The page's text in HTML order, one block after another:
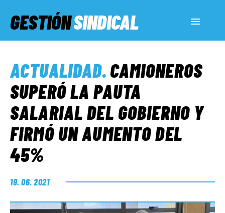
GESTIÓNSINDICAL
SERVICIOS SOCIALES
INFORMES ESPECIALES
FUERA DE MEGÁFONO
EL LADO «G»
ACTUALIDAD.CAMIONEROS
SUPERÓ LA PAUTA
SALARIAL DEL GOBIERNO Y
FIRMÓ UN AUMENTO DEL
45%
19. 06. 2021